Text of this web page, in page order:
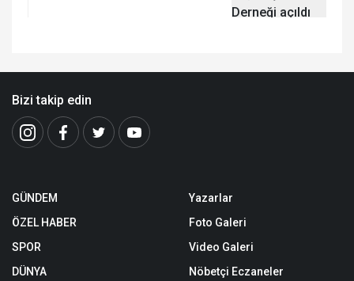
Bizi takip edin
GÜNDEM
ÖZEL HABER
SPOR
DÜNYA
Yazarlar
Foto Galeri
Video Galeri
Nöbetçi Eczaneler